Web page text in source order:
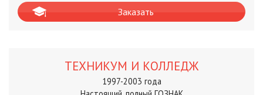
Заказать
ТЕХНИКУМ И КОЛЛЕДЖ
1997-2003 года